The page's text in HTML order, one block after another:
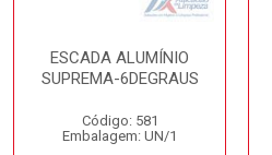
ESCADA ALUMÍNIO
SUPREMA-6DEGRAUS
Código: 581
Embalagem: UN/1